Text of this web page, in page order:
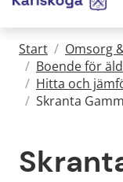
Start / Omsorg
/ Boende för
/ Hitta och
/ Skranta